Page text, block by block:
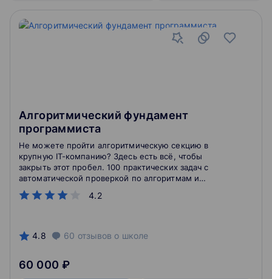
Алгоритмический фундамент
программиста
4.2
Не можете пройти алгоритмическую секцию в
крупную IT-компанию? Здесь есть всё, чтобы
закрыть этот пробел. 100 практических задач с
автоматической проверкой по алгоритмам и
структурам данных, концентрированная теория
простыми словами от ex-Яндекс разработчика Ильи
работе. Этот курс даёт реальные навыки, которые
позволят вам пройти интервью и будут каждый день
4.8 60 отзывов о школе
60 000 ₽